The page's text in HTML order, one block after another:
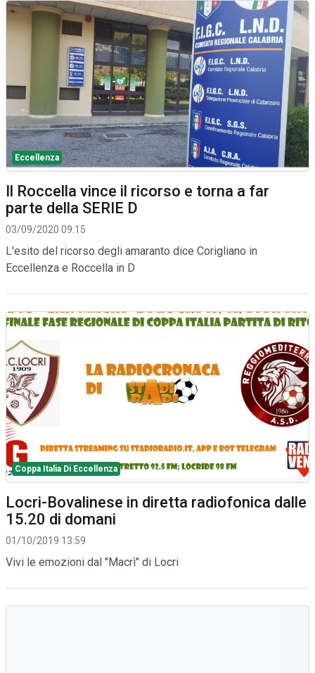
Eccellenza
Il Roccella vince il ricorso e torna a far
parte della SERIE D
03/09/2020 09:15
L'esito del ricorso degli amaranto dice Corigliano in
Eccellenza e Roccella in D
Coppa Italia Di Eccellenza
Locri-Bovalinese in diretta radiofonica dalle
15.20 di domani
01/10/2019 13:59
Vivi le emozioni dal "Macrì" di Locri